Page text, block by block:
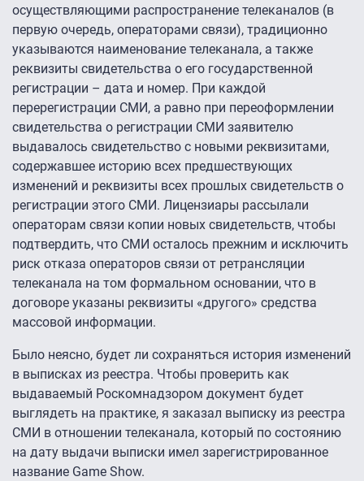
осуществляющими распространение телеканалов (в
первую очередь, операторами связи), традиционно
указываются наименование телеканала, а также
реквизиты свидетельства о его государственной
регистрации – дата и номер. При каждой
перерегистрации СМИ, а равно при переоформлении
свидетельства о регистрации СМИ заявителю
выдавалось свидетельство с новыми реквизитами,
содержавшее историю всех предшествующих
изменений и реквизиты всех прошлых свидетельств о
регистрации этого СМИ. Лицензиары рассылали
операторам связи копии новых свидетельств, чтобы
подтвердить, что СМИ осталось прежним и исключить
риск отказа операторов связи от ретрансляции
телеканала на том формальном основании, что в
договоре указаны реквизиты «другого» средства
массовой информации.
Было неясно, будет ли сохраняться история изменений
в выписках из реестра. Чтобы проверить как
выдаваемый Роскомнадзором документ будет
выглядеть на практике, я заказал выписку из реестра
СМИ в отношении телеканала, который по состоянию
на дату выдачи выписки имел зарегистрированное
название Game Show.